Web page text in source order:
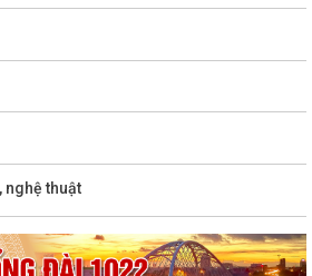
nghệ thuật
NGÀY 28/7/2026...
thảo Nghị quyết của Hội đồng nhân dân
mức...